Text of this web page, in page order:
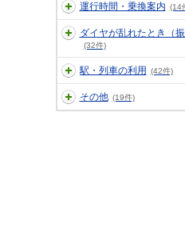
運行時間・乗換案内 (14
ダイヤが乱れたとき（振
(32件)
駅・列車の利用 (42件)
その他 (19件)